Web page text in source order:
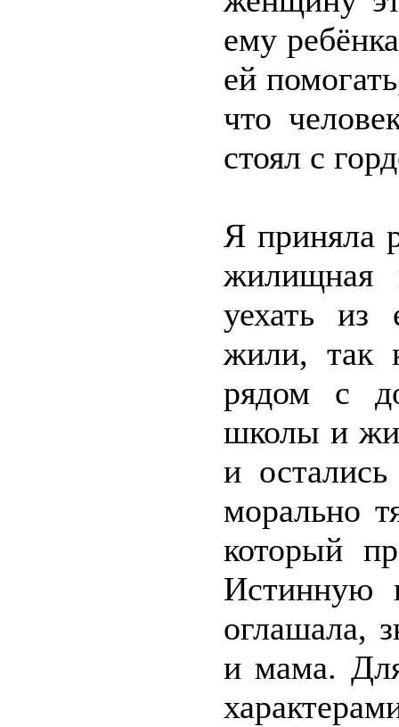
ему
ей
что
стоял с
Я приняла
жилищная
уехать из
жили, так
рядом с
школы и
и
морально
который
Истинную
оглашала,
и мама.